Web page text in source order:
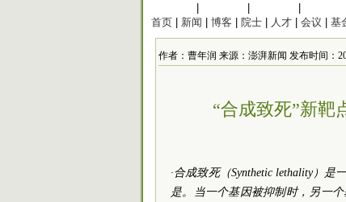
首页
新闻 博客 院士 人才 会议 基
作者：曹年润 来源：澎湃新闻 发布时间：
“合成致死”新靶
·合成致死（Synthetic lethality）
是。当一个基因被抑制时，另一